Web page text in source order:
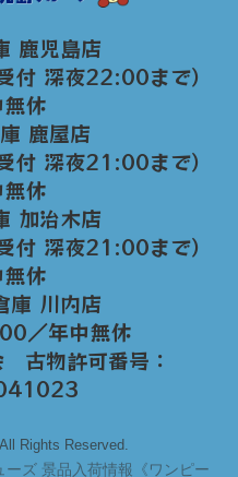
鹿児島店
深夜22:00まで）
休
鹿屋店
深夜21:00まで）
休
加治木店
深夜21:00まで）
休
庫 川内店
／年中無休
古物許可番号：
Rights Reserved.
ーズ 景品入荷情報《ワンピー